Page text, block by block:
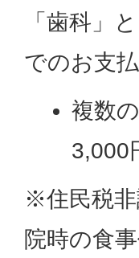
「歯科」
でのお支
複数
3,000
※住民税
院時の食